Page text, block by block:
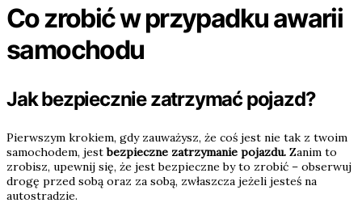
Co zrobić w przypadku awarii
samochodu
Jak bezpiecznie zatrzymać pojazd?
Pierwszym krokiem, gdy zauważysz, że coś jest nie tak z twoim
samochodem, jestbezpieczne zatrzymanie pojazdu. Zanim to
zrobisz, upewnij się, że jest bezpieczne by to zrobić – obserwuj
drogę przed sobą oraz za sobą, zwłaszcza jeżeli jesteś na
autostradzie.